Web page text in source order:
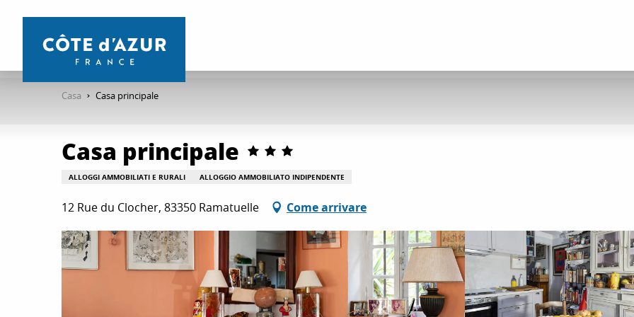
contenu
Casa Casa principale
Casa principale
ALLOGGI AMMOBILIATI E RURALI ALLOGGIO AMMOBILIATO INDIPENDENTE
12 Rue du Clocher, 83350 Ramatuelle Come arrivare